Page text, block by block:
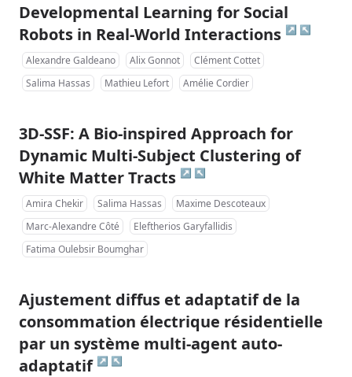
Developmental Learning for Social
Robots in Real-World Interactions ↗ ↖
Alexandre Galdeano Alix Gonnot
Clément Cottet
Salima Hassas
Mathieu Lefort Amélie Cordier
3D-SSF: A Bio-inspired Approach for
Dynamic Multi-Subject Clustering of
White Matter Tracts ↗ ↖
Amira Chekir Salima Hassas
Maxime Descoteaux
Marc-Alexandre Côté
Eleftherios Garyfallidis
Fatima Oulebsir Boumghar
Ajustement diffus et adaptatif de la
consommation électrique résidentielle
par un système multi-agent auto-
adaptatif ↗ ↖